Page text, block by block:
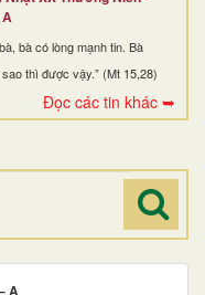
bà có lòng mạnh tin. Bà
thì được vậy.” (Mt 15,28)
Đọc các tin khác ➥
A